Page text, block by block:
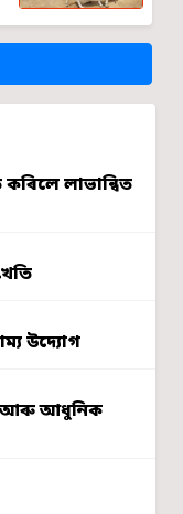
লাভান্বিত
উদ্যোগ
আৰু আধুনিক